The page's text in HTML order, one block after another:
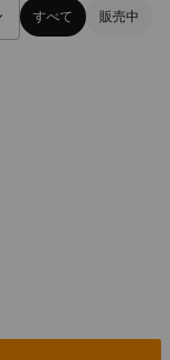
すべて 販売中